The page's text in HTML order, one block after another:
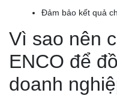
Đảm bảo kết quả
Vì sao nên
ENCO để
doanh